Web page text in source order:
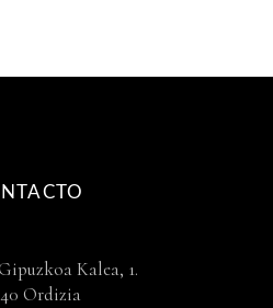
Kalea, 1.
Ordizia